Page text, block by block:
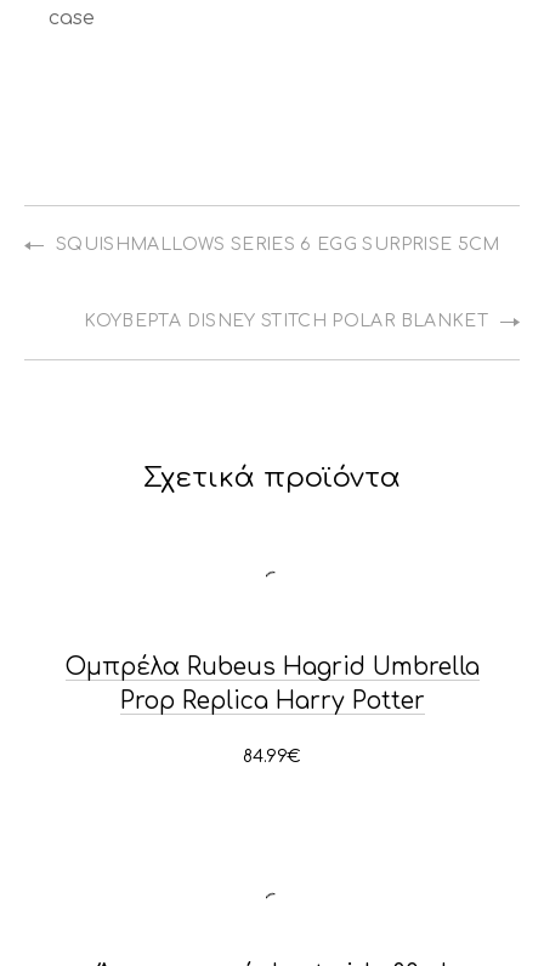
case
SQUISHMALLOWS SERIES 6 EGG SURPRISE 5CM
ΚΟΥΒΈΡΤΑ DISNEY STITCH POLAR BLANKET
Σχετικά προϊόντα
Ομπρέλα Rubeus Hagrid Umbrella
Prop Replica Harry Potter
84.99€